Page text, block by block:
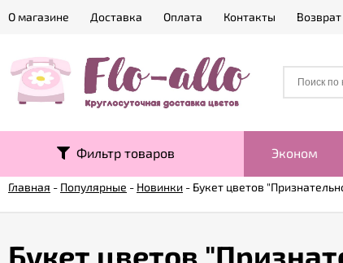
О магазине Доставка Оплата Контакты
Фильтр товаров Эконом
Главная - Популярные - Новинки - Букет цветов
Букет цветов